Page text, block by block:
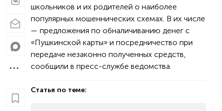
школьников и их родителей о наиболее
популярных мошеннических схемах. В их числе
— предложения по обналичиванию денег с
«Пушкинской карты» и посредничество при
передаче незаконно полученных средств,
сообщили в пресс-службе ведомства.
Статья по теме: